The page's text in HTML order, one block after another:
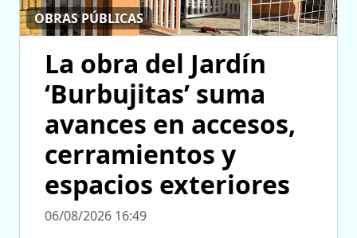
OBRAS PÚBLICAS
La obra del Jardín
‘Burbujitas’ suma
avances en accesos,
cerramientos y
espacios exteriores
06/08/2026 16:49